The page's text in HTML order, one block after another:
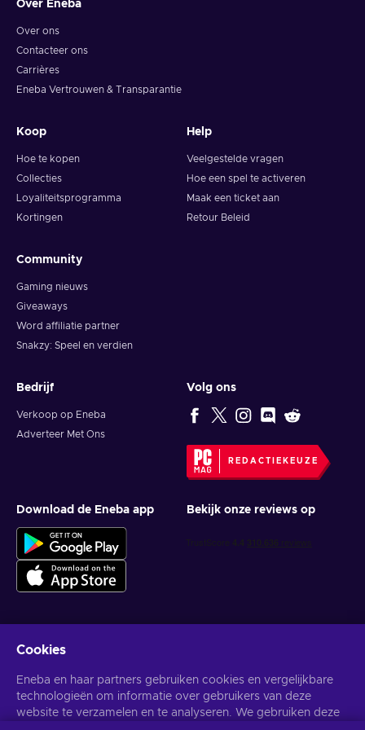
Over Eneba
Over ons
Contacteer ons
Carrières
Eneba Vertrouwen & Transparantie
Koop
Hoe te kopen
Collecties
Loyaliteitsprogramma
Kortingen
Help
Veelgestelde vragen
Hoe een spel te activeren
Maak een ticket aan
Retour Beleid
Community
Gaming nieuws
Giveaways
Word affiliatie partner
Snakzy: Speel en verdien
Bedrijf
Verkoop op Eneba
Adverteer Met Ons
Volg ons
REDACTIEKEUZE
Download de Eneba app Bekijk onze reviews op
Krijg gepersonaliseerde gameaanbiedingen
Abonneer
U kunt zich op elk gewenst moment afmelden. Bezoek dePrivacy
Cookies
Eneba en haar partners gebruiken cookies en vergelijkbare
technologieën om informatie over gebruikers van deze
website te verzamelen en te analyseren. We gebruiken deze